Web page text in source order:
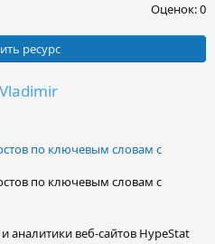
Оценок: 0
ресурс
по ключевым словам с
по ключевым словам с
аналитики веб-сайтов HypeStat